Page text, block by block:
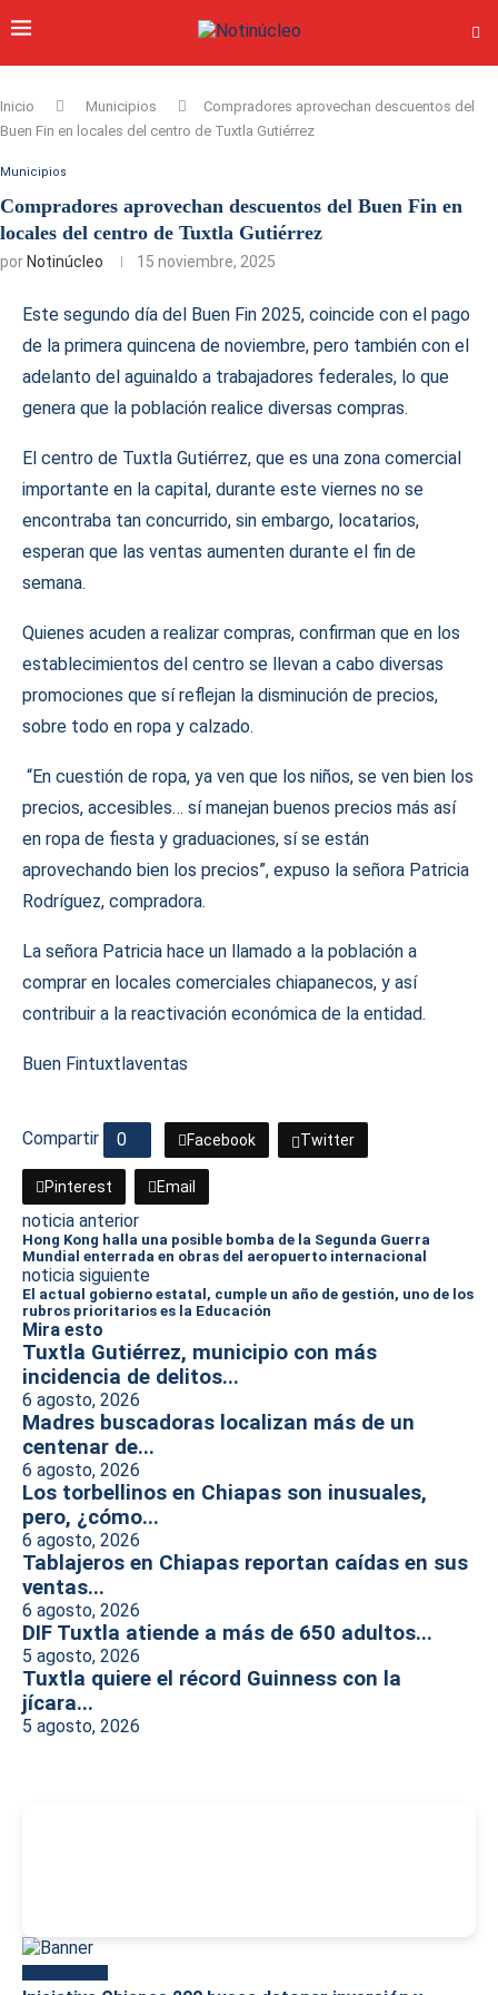
Inicio Municipios
Compradores aprovechan descuentos del
Buen Fin en locales del centro de Tuxtla Gutiérrez
Municipios
Compradores aprovechan descuentos del Buen Fin en
locales del centro de Tuxtla Gutiérrez
por Notinúcleo 15 noviembre, 2025
Este segundo día del Buen Fin 2025, coincide con el pago
de la primera quincena de noviembre, pero también con el
adelanto del aguinaldo a trabajadores federales, lo que
genera que la población realice diversas compras.
El centro de Tuxtla Gutiérrez, que es una zona comercial
importante en la capital, durante este viernes no se
encontraba tan concurrido, sin embargo, locatarios,
esperan que las ventas aumenten durante el fin de
semana.
Quienes acuden a realizar compras, confirman que en los
establecimientos del centro se llevan a cabo diversas
promociones que sí reflejan la disminución de precios,
sobre todo en ropa y calzado.
“En cuestión de ropa, ya ven que los niños, se ven bien los
precios, accesibles… sí manejan buenos precios más así
en ropa de fiesta y graduaciones, sí se están
aprovechando bien los precios”, expuso la señora Patricia
Rodríguez, compradora.
La señora Patricia hace un llamado a la población a
comprar en locales comerciales chiapanecos, y así
contribuir a la reactivación económica de la entidad.
Buen Fintuxtlaventas
Compartir 0 Facebook Twitter
Pinterest Email
noticia anterior
Hong Kong halla una posible bomba de la Segunda Guerra
Mundial enterrada en obras del aeropuerto internacional
noticia siguiente
El actual gobierno estatal, cumple un año de gestión, uno de los
rubros prioritarios es la Educación
Mira esto
Tuxtla Gutiérrez, municipio con más
incidencia de delitos...
6 agosto, 2026
Madres buscadoras localizan más de un
centenar de...
6 agosto, 2026
Los torbellinos en Chiapas son inusuales,
pero, ¿cómo...
6 agosto, 2026
Tablajeros en Chiapas reportan caídas en sus
ventas...
6 agosto, 2026
DIF Tuxtla atiende a más de 650 adultos...
5 agosto, 2026
Tuxtla quiere el récord Guinness con la
jícara...
5 agosto, 2026